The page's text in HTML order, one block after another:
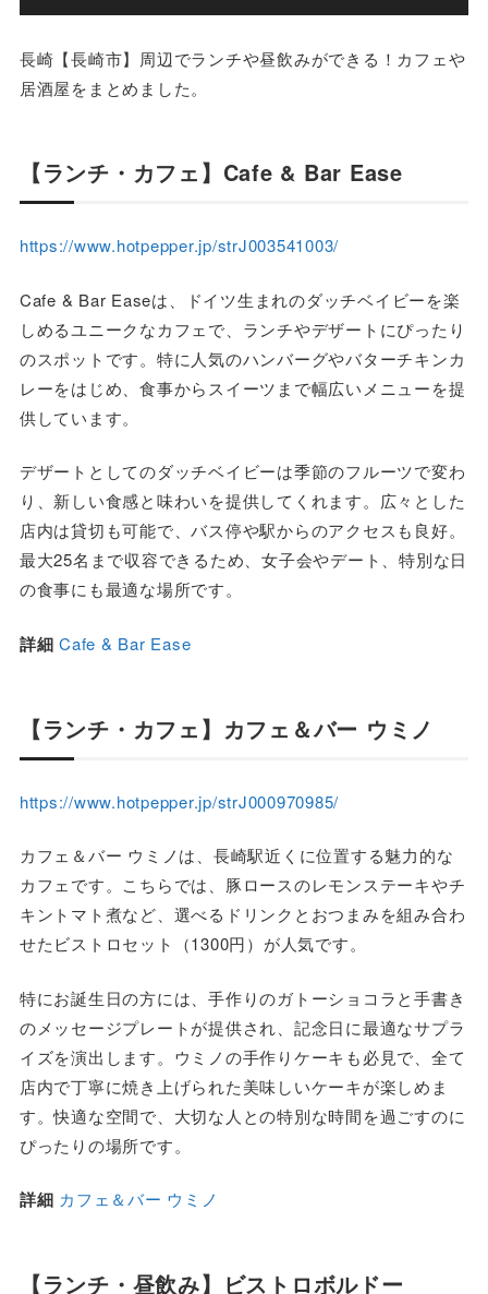
長崎【長崎市】周辺でランチや昼飲みができる！カフェや
居酒屋をまとめました。
【ランチ・カフェ】Cafe & Bar Ease
https://www.hotpepper.jp/strJ003541003/
Cafe & Bar Easeは、ドイツ生まれのダッチベイビーを楽
しめるユニークなカフェで、ランチやデザートにぴったり
のスポットです。特に人気のハンバーグやバターチキンカ
レーをはじめ、食事からスイーツまで幅広いメニューを提
供しています。
デザートとしてのダッチベイビーは季節のフルーツで変わ
り、新しい食感と味わいを提供してくれます。広々とした
店内は貸切も可能で、バス停や駅からのアクセスも良好。
最大25名まで収容できるため、女子会やデート、特別な日
の食事にも最適な場所です。
詳細 Cafe & Bar Ease
【ランチ・カフェ】カフェ＆バー ウミノ
https://www.hotpepper.jp/strJ000970985/
カフェ＆バー ウミノは、長崎駅近くに位置する魅力的な
カフェです。こちらでは、豚ロースのレモンステーキやチ
キントマト煮など、選べるドリンクとおつまみを組み合わ
せたビストロセット（1300円）が人気です。
特にお誕生日の方には、手作りのガトーショコラと手書き
のメッセージプレートが提供され、記念日に最適なサプラ
イズを演出します。ウミノの手作りケーキも必見で、全て
店内で丁寧に焼き上げられた美味しいケーキが楽しめま
す。快適な空間で、大切な人との特別な時間を過ごすのに
ぴったりの場所です。
詳細 カフェ＆バー ウミノ
【ランチ・昼飲み】ビストロボルドー